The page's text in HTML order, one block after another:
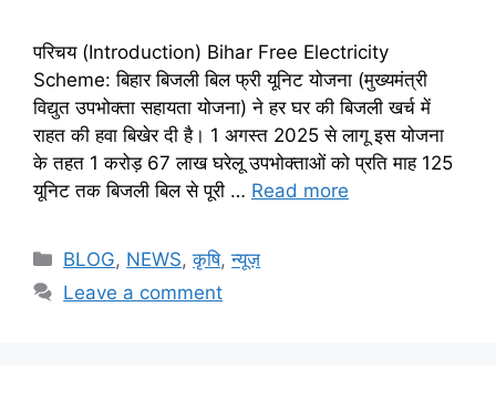
परिचय (Introduction) Bihar Free Electricity
Scheme: बिहार बिजली बिल फ्री यूनिट योजना (मुख्यमंत्री
विद्युत उपभोक्ता सहायता योजना) ने हर घर की बिजली खर्च में
राहत की हवा बिखेर दी है। 1 अगस्त 2025 से लागू इस योजना
के तहत 1 करोड़ 67 लाख घरेलू उपभोक्ताओं को प्रति माह 125
यूनिट तक बिजली बिल से पूरी … Read more
BLOG, NEWS,कृषि,न्यूज़
Leave a comment